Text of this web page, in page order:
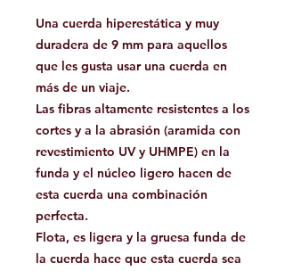
Una cuerda hiperestática y muy
duradera de 9 mm para aquellos
que les gusta usar una cuerda en
más de un viaje.
Las fibras altamente resistentes a los
cortes y a la abrasión (aramida con
revestimiento UV y UHMPE) en la
funda y el núcleo ligero hacen de
esta cuerda una combinación
perfecta.
Flota, es ligera y la gruesa funda de
la cuerda hace que esta cuerda sea